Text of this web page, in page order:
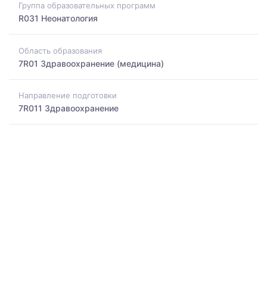
Группа образовательных программ
R031 Неонатология
Область образования
7R01 Здравоохранение (медицина)
Направление подготовки
7R011 Здравоохранение